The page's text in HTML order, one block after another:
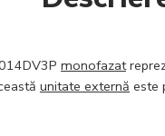
monofazat
unitate externă este